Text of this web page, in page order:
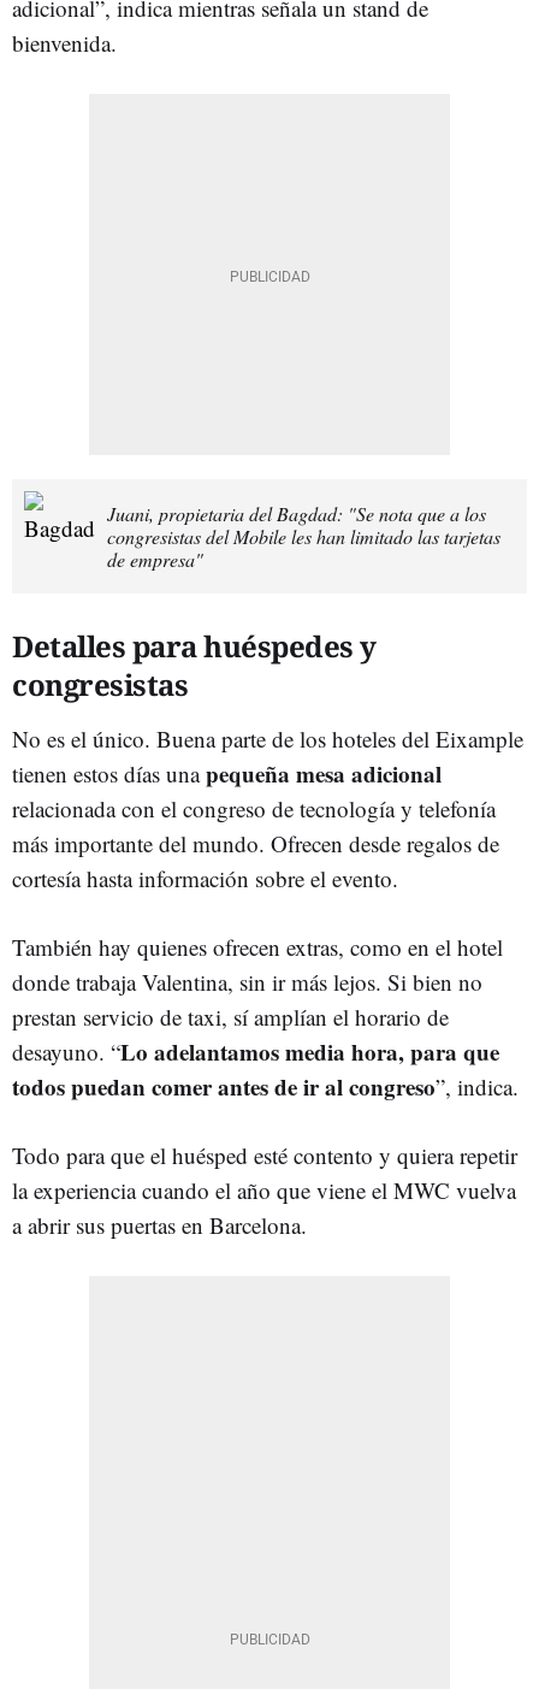
adicional”, indica mientras señala un stand de
bienvenida.
Juani, propietaria del Bagdad: "Se nota que a los
congresistas del Mobile les han limitado las tarjetas
de empresa"
Detalles para huéspedes y
congresistas
No es el único. Buena parte de los hoteles del Eixample
tienen estos días unapequeña mesa adicional
relacionada con el congreso de tecnología y telefonía
más importante del mundo. Ofrecen desde regalos de
cortesía hasta información sobre el evento.
También hay quienes ofrecen extras, como en el hotel
donde trabaja Valentina, sin ir más lejos. Si bien no
prestan servicio de taxi, sí amplían el horario de
desayuno. “Lo adelantamos media hora, para que
todos puedan comer antes de ir al congreso”, indica.
Todo para que el huésped esté contento y quiera repetir
la experiencia cuando el año que viene el MWC vuelva
a abrir sus puertas en Barcelona.